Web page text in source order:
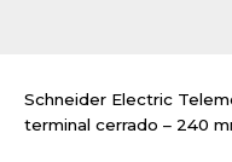
Schneider Electric
terminal cerrado – 240